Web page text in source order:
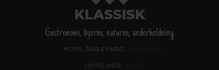
KLASSISK
Gastronomi, byerne, naturen, underholdning
HOTEL ÅRSLEV KRO
HOTEL MEDI